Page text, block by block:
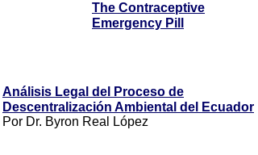
The Contraceptive
Emergency Pill
Análisis Legal del Proceso de
Descentralización Ambiental del Ecuador
Por Dr. Byron Real López